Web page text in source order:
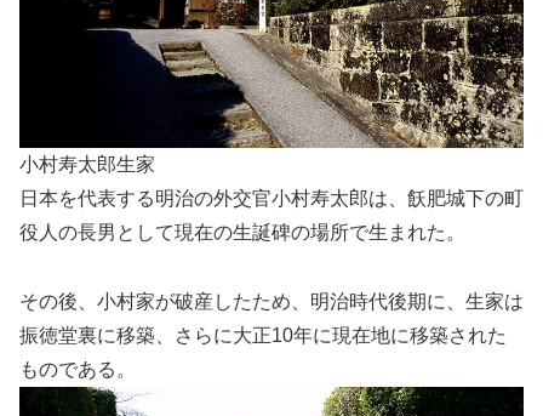
小村寿太郎生家
日本を代表する明治の外交官小村寿太郎は、飫肥城下の町
役人の長男として現在の生誕碑の場所で生まれた。
その後、小村家が破産したため、明治時代後期に、生家は
振徳堂裏に移築、さらに大正10年に現在地に移築された
ものである。